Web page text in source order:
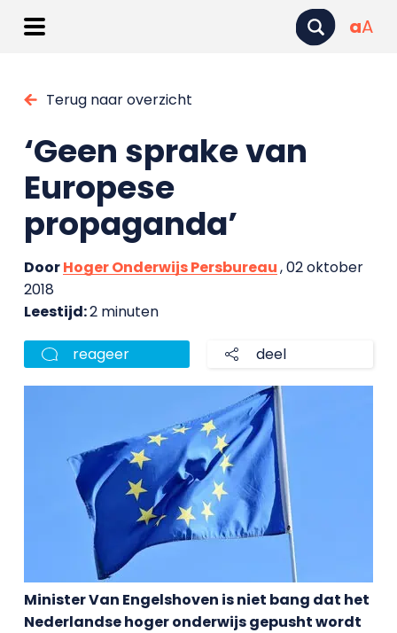
aA
Terug naar overzicht
‘Geen sprake van
Europese
propaganda’
DoorHoger Onderwijs Persbureau, 02 oktober
2018
Leestijd:2 minuten
reageer deel
Minister Van Engelshoven is niet bang dat het
Nederlandse hoger onderwijs gepusht wordt